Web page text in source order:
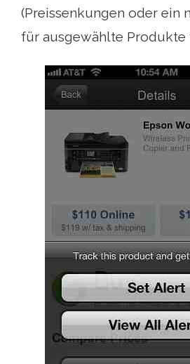
(Preissenkungen oder ein
für ausgewählte Produkte